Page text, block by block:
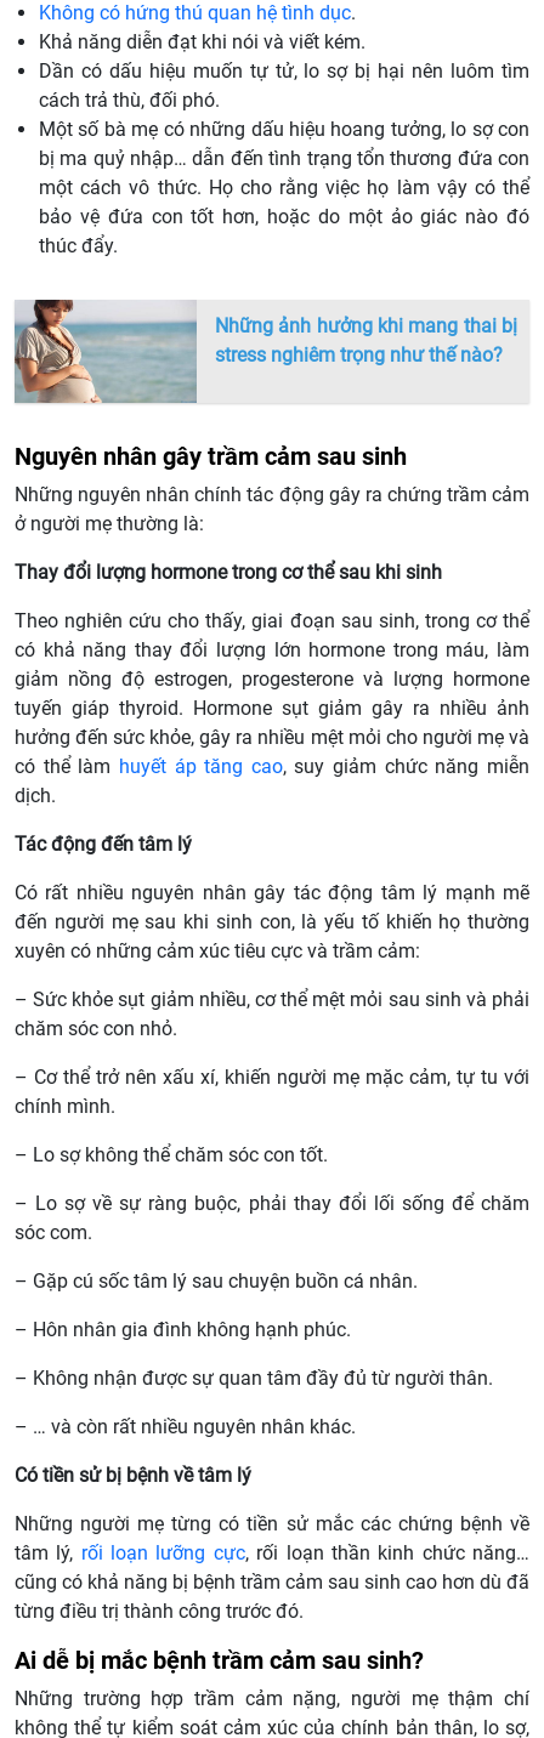
Không có hứng thú quan hệ tình dục.
Khả năng diễn đạt khi nói và viết kém.
Dần có dấu hiệu muốn tự tử, lo sợ bị hại nên luôm tìm
cách trả thù, đối phó.
Một số bà mẹ có những dấu hiệu hoang tưởng, lo sợ con
bị ma quỷ nhập… dẫn đến tình trạng tổn thương đứa con
một cách vô thức. Họ cho rằng việc họ làm vậy có thể
bảo vệ đứa con tốt hơn, hoặc do một ảo giác nào đó
thúc đẩy.
Những ảnh hưởng khi mang thai bị
stress nghiêm trọng như thế nào?
Nguyên nhân gây trầm cảm sau sinh
Những nguyên nhân chính tác động gây ra chứng trầm cảm
ở người mẹ thường là:
Thay đổi lượng hormone trong cơ thể sau khi sinh
Theo nghiên cứu cho thấy, giai đoạn sau sinh, trong cơ thể
có khả năng thay đổi lượng lớn hormone trong máu, làm
giảm nồng độ estrogen, progesterone và lượng hormone
tuyến giáp thyroid. Hormone sụt giảm gây ra nhiều ảnh
hưởng đến sức khỏe, gây ra nhiều mệt mỏi cho người mẹ và
có thể làm huyết áp tăng cao, suy giảm chức năng miễn
dịch.
Tác động đến tâm lý
Có rất nhiều nguyên nhân gây tác động tâm lý mạnh mẽ
đến người mẹ sau khi sinh con, là yếu tố khiến họ thường
xuyên có những cảm xúc tiêu cực và trầm cảm:
– Sức khỏe sụt giảm nhiều, cơ thể mệt mỏi sau sinh và phải
chăm sóc con nhỏ.
– Cơ thể trở nên xấu xí, khiến người mẹ mặc cảm, tự tu với
chính mình.
– Lo sợ không thể chăm sóc con tốt.
– Lo sợ về sự ràng buộc, phải thay đổi lối sống để chăm
sóc com.
– Gặp cú sốc tâm lý sau chuyện buồn cá nhân.
– Hôn nhân gia đình không hạnh phúc.
– Không nhận được sự quan tâm đầy đủ từ người thân.
– … và còn rất nhiều nguyên nhân khác.
Có tiền sử bị bệnh về tâm lý
Những người mẹ từng có tiền sử mắc các chứng bệnh về
tâm lý, rối loạn lưỡng cực, rối loạn thần kinh chức năng…
cũng có khả năng bị bệnh trầm cảm sau sinh cao hơn dù đã
từng điều trị thành công trước đó.
Ai dễ bị mắc bệnh trầm cảm sau sinh?
Những trường hợp trầm cảm nặng, người mẹ thậm chí
không thể tự kiểm soát cảm xúc của chính bản thân, lo sợ,